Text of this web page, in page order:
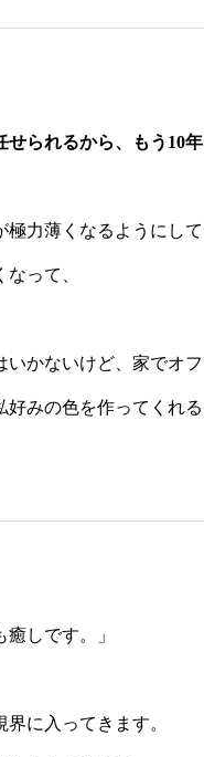
られるから、もう10
力薄くなるようにして
って、
かないけど、家でオフ
みの色を作ってくれる
しです。」
に入ってきます。